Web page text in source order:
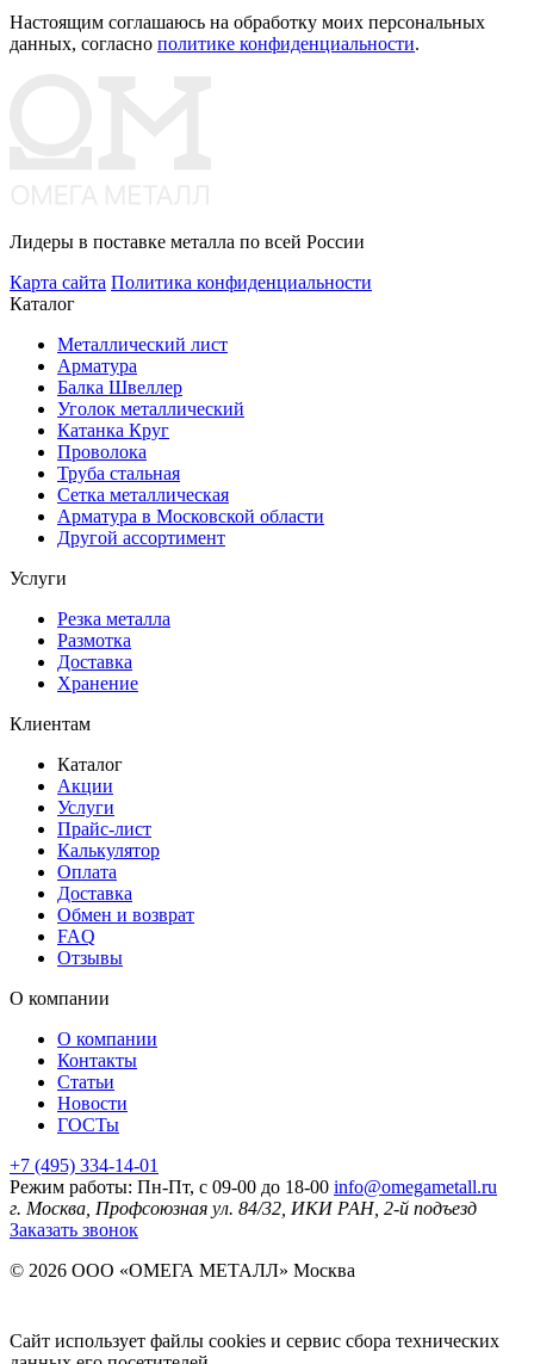
Настоящим соглашаюсь на обработку моих персональных
данных, согласно политике конфиденциальности.
Лидеры в поставке металла по всей России
Карта сайта Политика конфиденциальности
Каталог
Металлический лист
Арматура
Балка Швеллер
Уголок металлический
Катанка Круг
Проволока
Труба стальная
Сетка металлическая
Арматура в Московской области
Другой ассортимент
Услуги
Резка металла
Размотка
Доставка
Хранение
Клиентам
Каталог
Акции
Услуги
Прайс-лист
Калькулятор
Оплата
Доставка
Обмен и возврат
FAQ
Отзывы
О компании
О компании
Контакты
Статьи
Новости
ГОСТы
+7 (495) 334-14-01
Режим работы: Пн-Пт, с 09-00 до 18-00 info@omegametall.ru
г. Москва, Профсоюзная ул. 84/32, ИКИ РАН, 2-й подъезд
Заказать звонок
© 2026 ООО «ОМЕГА МЕТАЛЛ» Москва
Сайт использует файлы cookies и сервис сбора технических